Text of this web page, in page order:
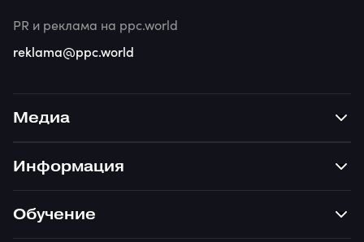
Медиа
Информация
Обучение
PR и реклама на ppc.world
reklama@ppc.world